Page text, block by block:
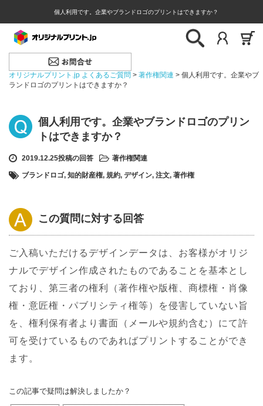
個人利用です。企業やブランドロゴのプリントはできますか？
オリジナルプリント.jp よくあるご質問 > 著作権関連 > 個人利用です。企業やブ
ランドロゴのプリントはできますか？
個人利用です。企業やブランドロゴのプリン
トはできますか？
2019.12.25投稿の回答 著作権関連
ブランドロゴ, 知的財産権, 規約, デザイン, 注文, 著作権
この質問に対する回答
ご入稿いただけるデザインデータは、お客様がオリジ
ナルでデザイン作成されたものであることを基本とし
ており、第三者の権利（著作権や版権、商標権・肖像
権・意匠権・パブリシティ権等）を侵害していない旨
を、権利保有者より書面（メールや規約含む）にて許
可を受けているものであればプリントすることができ
ます。
この記事で疑問は解決しましたか？